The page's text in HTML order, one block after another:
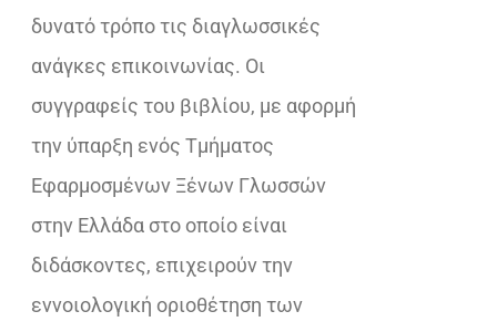
δυνατό τρόπο τις διαγλωσσικές
ανάγκες επικοινωνίας. Οι
συγγραφείς του βιβλίου, με αφορμή
την ύπαρξη ενός Τμήματος
Εφαρμοσμένων Ξένων Γλωσσών
στην Ελλάδα στο οποίο είναι
διδάσκοντες, επιχειρούν την
εννοιολογική οριοθέτηση των